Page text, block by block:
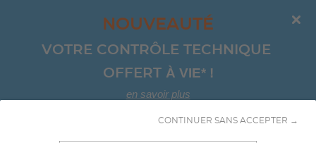
CONTINUER SANS ACCEPTER →
NOUVEAUTÉ
VOTRE CONTRÔLE TECHNIQUE
OFFERT À VIE*!
en savoir plus
Aller au contenu